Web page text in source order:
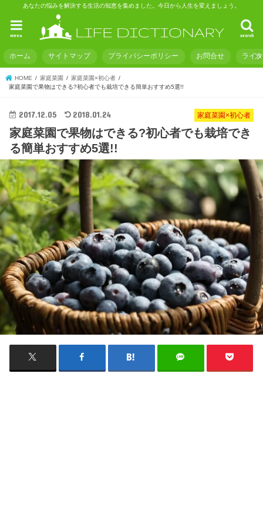
あなたの悩みを解決する生活の知恵を集めました。今日から人生を変えましょう。
search
menu
ホーム サイトマップ プライバシーポリシー お問合せ ライ
HOME 家庭菜園
家庭菜園×初心者
家庭菜園で果物はできる?初心者でも栽培できる簡単おすすめ5選!!
家庭菜園×初心者
2017.12.05 2018.01.24
家庭菜園で果物はできる?初心者でも栽培でき
る簡単おすすめ5選!!